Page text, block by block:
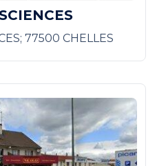
77500 CHELLES